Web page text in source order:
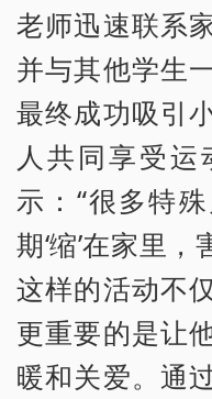
老师迅速联系
并与其他学生
最终成功吸引
人共同享受
示：“很多特
期‘缩’在家里，
这样的活动不
更重要的是让
暖和关爱。通